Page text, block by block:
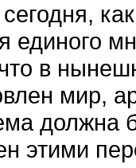
в
мир,
этими